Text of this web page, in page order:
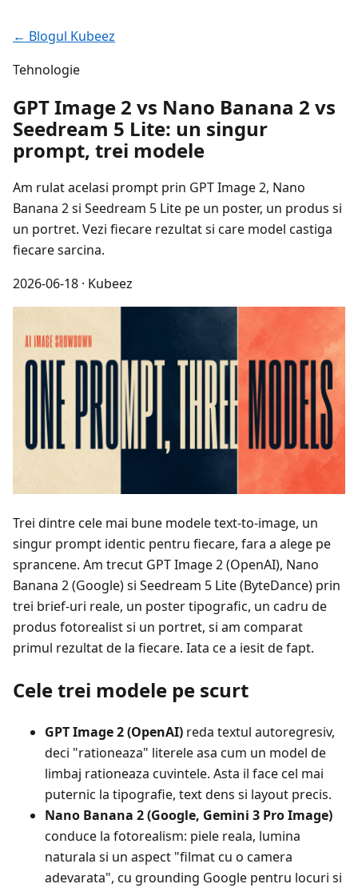
← Blogul Kubeez
Tehnologie
GPT Image 2 vs Nano Banana 2 vs
Seedream 5 Lite: un singur
prompt, trei modele
Am rulat acelasi prompt prin GPT Image 2, Nano
Banana 2 si Seedream 5 Lite pe un poster, un produs si
un portret. Vezi fiecare rezultat si care model castiga
fiecare sarcina.
2026-06-18 · Kubeez
Trei dintre cele mai bune modele text-to-image, un
singur prompt identic pentru fiecare, fara a alege pe
sprancene. Am trecut GPT Image 2 (OpenAI), Nano
Banana 2 (Google) si Seedream 5 Lite (ByteDance) prin
trei brief-uri reale, un poster tipografic, un cadru de
produs fotorealist si un portret, si am comparat
primul rezultat de la fiecare. Iata ce a iesit de fapt.
Cele trei modele pe scurt
GPT Image 2 (OpenAI) reda textul autoregresiv,
deci "rationeaza" literele asa cum un model de
limbaj rationeaza cuvintele. Asta il face cel mai
puternic la tipografie, text dens si layout precis.
Nano Banana 2 (Google, Gemini 3 Pro Image)
conduce la fotorealism: piele reala, lumina
naturala si un aspect "filmat cu o camera
adevarata", cu grounding Google pentru locuri si